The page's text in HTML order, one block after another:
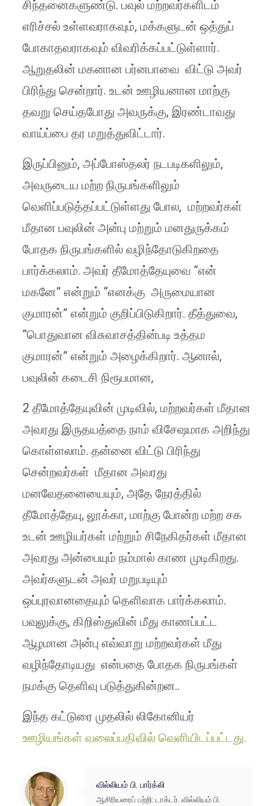
சிந்தனைகளுண்டு. பவுல் மற்றவர்களிடம்
எரிச்சல் உள்ளவராகவும், மக்களுடன் ஒத்துப்
போகாதவராகவும் விவரிக்கப்பட்டுள்ளார்.
ஆறுதலின் மகனான பர்னபாவை விட்டு அவர்
பிரிந்து சென்றார். உடன் ஊழியனான மாற்கு
தவறு செய்தபோது அவருக்கு, இரண்டாவது
வாய்ப்பை தர மறுத்துவிட்டார்.
இருப்பினும், அப்போஸ்தலர் நடபடிகளிலும்,
அவருடைய மற்ற நிருபங்களிலும்
வெளிப்படுத்தப்பட்டுள்ளது போல, மற்றவர்கள்
மீதான பவுலின் அன்பு மற்றும் மனதுருக்கம்
போதக நிருபங்களில் வழிந்தோடுகிறதை
பார்க்கலாம். அவர் தீமோத்தேயுவை “என்
மகனே” என்றும் “எனக்கு அருமையான
குமாரன்” என்றும் குறிப்பிடுகிறார். தீத்துவை,
“பொதுவான விசுவாசத்தின்படி உத்தம
குமாரன்” என்றும் அழைக்கிறார். ஆனால்,
பவுலின் கடைசி நிரூபமான,
2 தீமோத்தேயுவின் முடிவில், மற்றவர்கள் மீதான
அவரது இருதயத்தை நாம் விசேஷமாக அறிந்து
கொள்ளலாம். தன்னை விட்டு பிரிந்து
சென்றவர்கள் மீதான அவரது
மனவேதனையையும், அதே நேரத்தில்
தீமோத்தேயு, லூக்கா, மாற்கு போன்ற மற்ற சக
உடன் ஊழியர்கள் மற்றும் சிநேகிதர்கள் மீதான
அவரது அன்பையும் நம்மால் காண முடிகிறது.
அவர்களுடன் அவர் மறுபடியும்
ஒப்புரவானதையும் தெளிவாக பார்க்கலாம்.
பவுலுக்கு, கிறிஸ்துவின் மீது காணப்பட்ட
ஆழமான அன்பு எவ்வாறு மற்றவர்கள் மீது
வழிந்தோடியது என்பதை போதக நிருபங்கள்
நமக்கு தெளிவு படுத்துகின்றன..
இந்த கட்டுரை முதலில் லிகோனியர்
ஊழியங்கள் வலைப்பதிவில் வெளியிடப்பட்டது.
வில்லியம் பி. பார்க்லி
ஆசிரியரைப் பற்றி: டாக்டர். வில்லியம் பி.